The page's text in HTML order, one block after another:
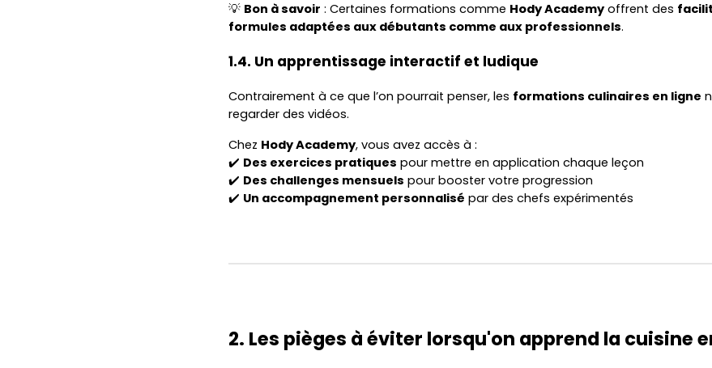
💡 Bon à savoir : Certaines formations comme Hody Academy offrent des
formules adaptées aux débutants comme aux professionnels.
1.4. Un apprentissage interactif et ludique
Contrairement à ce que l’on pourrait penser, les formations culinaires en ligne
regarder des vidéos.
Chez Hody Academy, vous avez accès à :
✔️ Des exercices pratiques pour mettre en application chaque leçon
✔️ Des challenges mensuels pour booster votre progression
✔️ Un accompagnement personnalisé par des chefs expérimentés
2. Les pièges à éviter lorsqu'on apprend la cuisine